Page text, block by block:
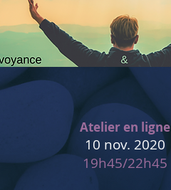
Atelier en ligne
10 nov. 2020
19h45/22h45